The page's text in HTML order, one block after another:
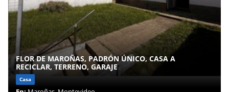
FLOR DE MAROÑAS, PADRÓN ÚNICO, CASA A
RECICLAR, TERRENO, GARAJE
Casa